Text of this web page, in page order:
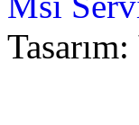
Tasarım: